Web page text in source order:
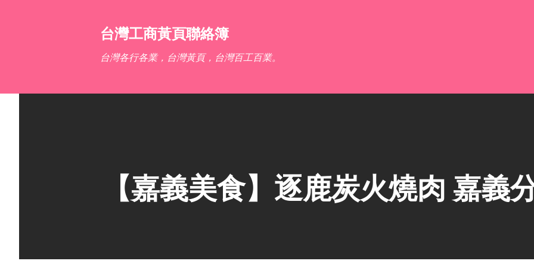
台灣工商黃頁聯絡簿
台灣各行各業，台灣黃頁，台灣百工百業。
【嘉義美食】逐鹿炭火燒肉 嘉義